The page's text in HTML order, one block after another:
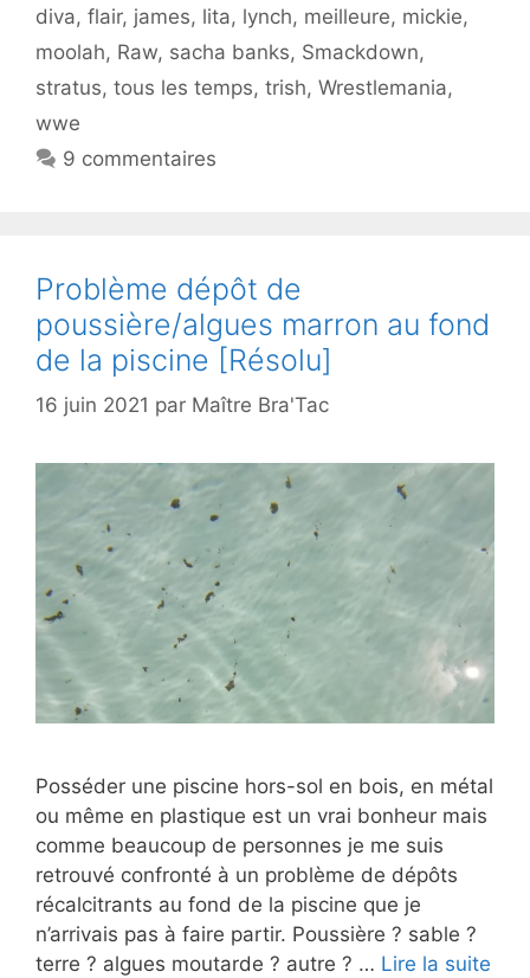
diva, flair, james, lita, lynch, meilleure, mickie,
moolah, Raw, sacha banks, Smackdown,
stratus, tous les temps, trish, Wrestlemania,
wwe
9 commentaires
Problème dépôt de
poussière/algues marron au fond
de la piscine [Résolu]
16 juin 2021 par Maître Bra'Tac
Posséder une piscine hors-sol en bois, en métal
ou même en plastique est un vrai bonheur mais
comme beaucoup de personnes je me suis
retrouvé confronté à un problème de dépôts
récalcitrants au fond de la piscine que je
n’arrivais pas à faire partir. Poussière ? sable ?
terre ? algues moutarde ? autre ? … Lire la suite